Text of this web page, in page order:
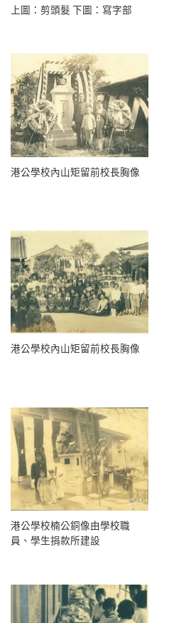
上圖：剪頭髮 下圖：寫字部
港公學校內山矩留前校長胸像
港公學校內山矩留前校長胸像
港公學校楠公銅像由學校職
員、學生捐款所建設